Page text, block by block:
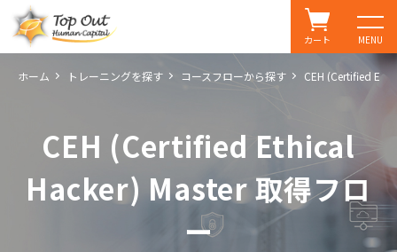
MENU
カート
ホーム トレーニングを探す コースフローから探す CEH (Certified
CEH (Certified Ethical
Hacker) Master 取得フロ
ー